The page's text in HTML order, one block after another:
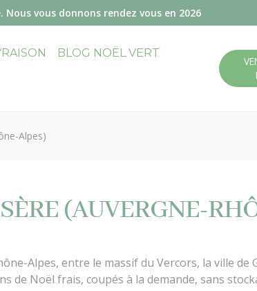
vous donnons rendez vous en 2026
BLOG NOËL VERT
Alpes)
(AUVERGNE-
Alpes, entre le massif du Vercors, la ville de
de Noël frais, coupés à la demande, sans